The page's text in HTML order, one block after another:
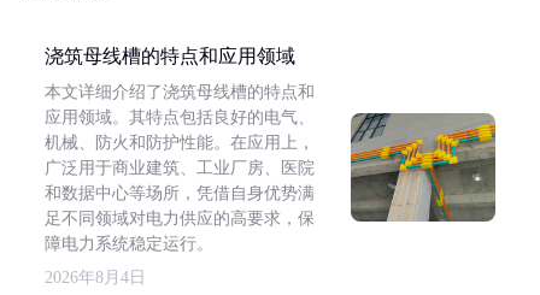
浇筑母线槽的特点和应用领域
本文详细介绍了浇筑母线槽的特点和
应用领域。其特点包括良好的电气、
机械、防火和防护性能。在应用上，
广泛用于商业建筑、工业厂房、医院
和数据中心等场所，凭借自身优势满
足不同领域对电力供应的高要求，保
障电力系统稳定运行。
2026年8月4日